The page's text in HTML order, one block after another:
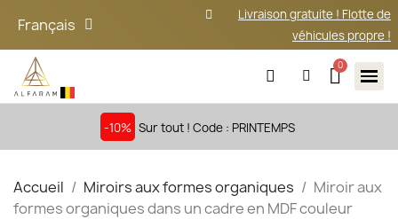
Français
Livraison gratuite ! Flotte de
véhicules propre !
-10% Sur tout ! Code : PRINTEMPS
Accueil Miroirs aux formes organiques
Miroir aux
formes organiques dans un cadre en MDF couleur